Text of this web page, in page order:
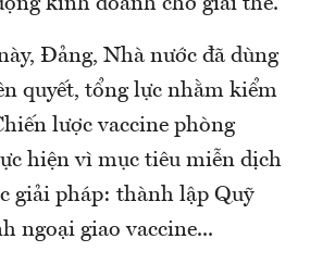
kinh doanh chờ giải thể.
Đảng, Nhà nước đã dùng
quyết, tổng lực nhằm kiểm
lược vaccine phòng
hiện vì mục tiêu miễn dịch
giải pháp: thành lập Quỹ
ngoại giao vaccine...